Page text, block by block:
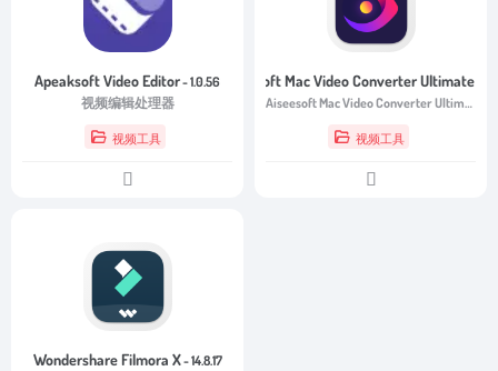
Apeaksoft Video Editor- 1.0.56
视频编辑处理器
视频工具
Aiseesoft Mac Video Converter Ultimate-
Aiseesoft Mac Video Converter Ultimate 是一款功能强大的程序，用于将 DVD 和蓝光视频文件和文件夹转换为流行的视频格式和 3D 视频文件。
视频工具
Wondershare Filmora X- 14.8.17